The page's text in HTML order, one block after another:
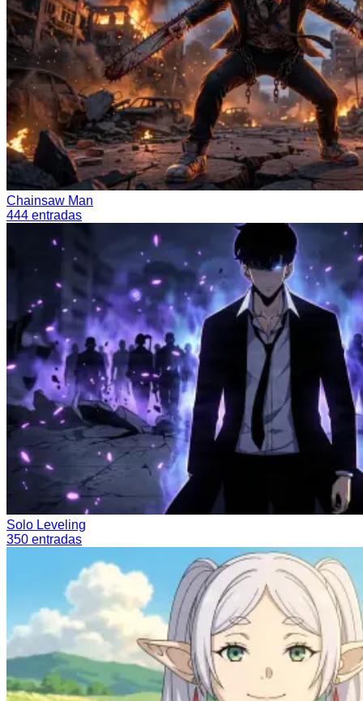
Chainsaw Man
444 entradas
Solo Leveling
350 entradas